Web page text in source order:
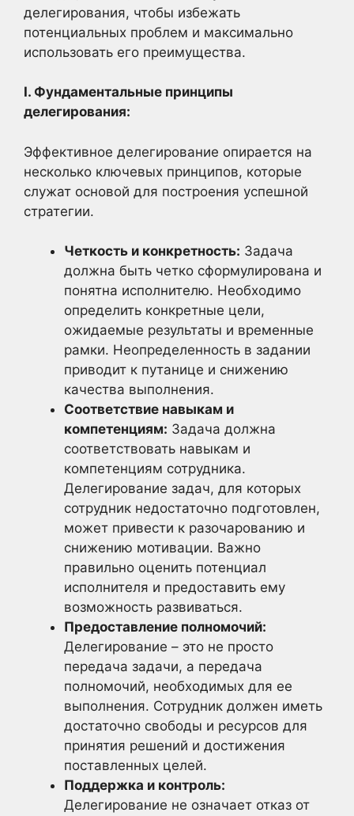
делегирования, чтобы избежать
потенциальных проблем и максимально
использовать его преимущества.
I. Фундаментальные принципы
делегирования:
Эффективное делегирование опирается на
несколько ключевых принципов, которые
служат основой для построения успешной
стратегии.
Четкость и конкретность: Задача
должна быть четко сформулирована и
понятна исполнителю. Необходимо
определить конкретные цели,
ожидаемые результаты и временные
рамки. Неопределенность в задании
приводит к путанице и снижению
качества выполнения.
Соответствие навыкам и
компетенциям: Задача должна
соответствовать навыкам и
компетенциям сотрудника.
Делегирование задач, для которых
сотрудник недостаточно подготовлен,
может привести к разочарованию и
снижению мотивации. Важно
правильно оценить потенциал
исполнителя и предоставить ему
возможность развиваться.
Предоставление полномочий:
Делегирование – это не просто
передача задачи, а передача
полномочий, необходимых для ее
выполнения. Сотрудник должен иметь
достаточно свободы и ресурсов для
принятия решений и достижения
поставленных целей.
Поддержка и контроль:
Делегирование не означает отказ от